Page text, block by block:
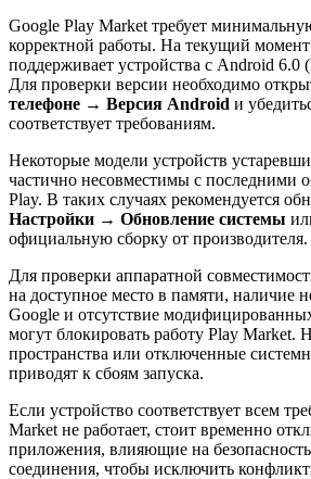
Google Play Market требует
корректной работы. На текущий
поддерживает устройства с Android
Для проверки версии необходимо
телефоне → Версия Android и
соответствует требованиям.
Некоторые модели устройств
частично несовместимы с последними
Play. В таких случаях рекомендуется
Настройки → Обновление системы
официальную сборку от производителя.
Для проверки аппаратной
на доступное место в памяти, наличие
Google и отсутствие
могут блокировать работу Play Market.
пространства или отключенные
приводят к сбоям запуска.
Если устройство соответствует всем
Market не работает, стоит временно
приложения, влияющие на
соединения, чтобы исключить